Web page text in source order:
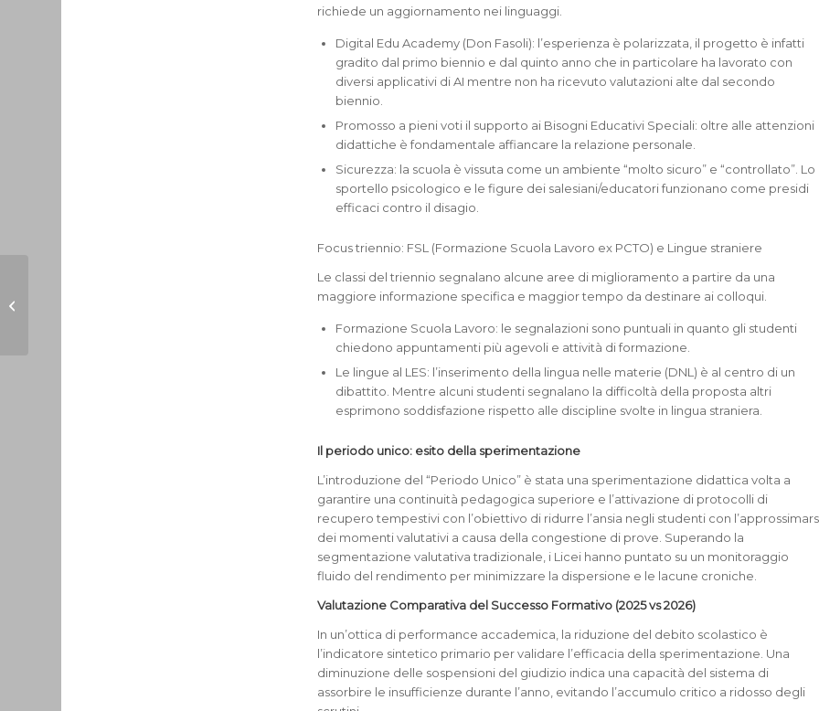
richiede un aggiornamento nei linguaggi.
Digital Edu Academy (Don Fasoli): l’esperienza è polarizzata, il progetto è infatti
gradito dal primo biennio e dal quinto anno che in particolare ha lavorato con
diversi applicativi di AI mentre non ha ricevuto valutazioni alte dal secondo
biennio.
Promosso a pieni voti il supporto ai Bisogni Educativi Speciali: oltre alle attenzioni
didattiche è fondamentale affiancare la relazione personale.
Sicurezza: la scuola è vissuta come un ambiente “molto sicuro” e “controllato”. Lo
sportello psicologico e le figure dei salesiani/educatori funzionano come presidi
efficaci contro il disagio.
Focus triennio: FSL (Formazione Scuola Lavoro ex PCTO) e Lingue straniere
Le classi del triennio segnalano alcune aree di miglioramento a partire da una
maggiore informazione specifica e maggior tempo da destinare ai colloqui.
Formazione Scuola Lavoro: le segnalazioni sono puntuali in quanto gli studenti
chiedono appuntamenti più agevoli e attività di formazione.
Le lingue al LES: l’inserimento della lingua nelle materie (DNL) è al centro di un
dibattito. Mentre alcuni studenti segnalano la difficoltà della proposta altri
esprimono soddisfazione rispetto alle discipline svolte in lingua straniera.
Il periodo unico: esito della sperimentazione
L’introduzione del “Periodo Unico” è stata una sperimentazione didattica volta a
garantire una continuità pedagogica superiore e l’attivazione di protocolli di
recupero tempestivi con l’obiettivo di ridurre l’ansia negli studenti con
dei momenti valutativi a causa della congestione di prove. Superando la
segmentazione valutativa tradizionale, i Licei hanno puntato su un monitoraggio
fluido del rendimento per minimizzare la dispersione e le lacune croniche.
Valutazione Comparativa del Successo Formativo (2025 vs 2026)
In un’ottica di performance accademica, la riduzione del debito scolastico è
l’indicatore sintetico primario per validare l’efficacia della sperimentazione. Una
diminuzione delle sospensioni del giudizio indica una capacità del sistema di
assorbire le insufficienze durante l’anno, evitando l’accumulo critico a ridosso degli